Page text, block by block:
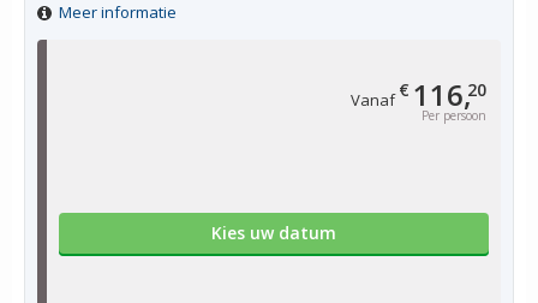
Vanaf€ 116,20
Per persoon
Kies uw datum
Meer informatie